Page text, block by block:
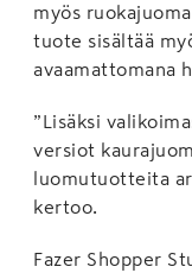
myös
tuote sisältää
avaamattomana
”Lisäksi
versiot
luomutuotteita
kertoo.
Fazer Shopper